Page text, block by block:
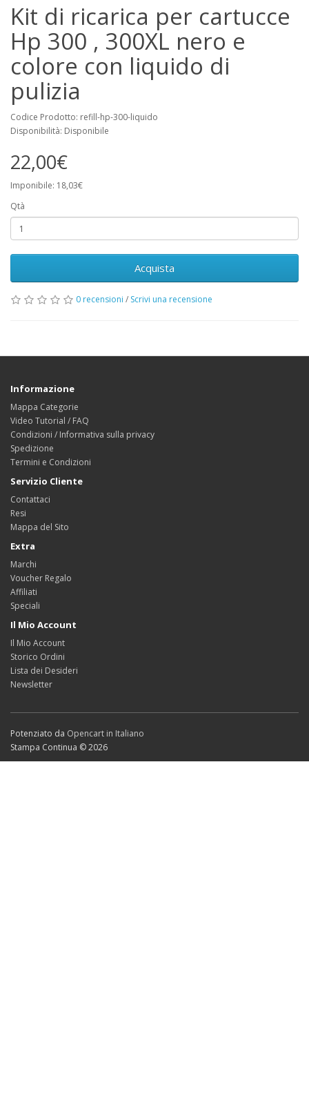
Kit di ricarica per cartucce
Hp 300 , 300XL nero e
colore con liquido di
pulizia
Codice Prodotto: refill-hp-300-liquido
Disponibilità: Disponibile
22,00€
Imponibile: 18,03€
Qtà
Acquista
0 recensioni / Scrivi una recensione
Informazione
Mappa Categorie
Video Tutorial / FAQ
Condizioni / Informativa sulla privacy
Spedizione
Termini e Condizioni
Servizio Cliente
Contattaci
Resi
Mappa del Sito
Extra
Marchi
Voucher Regalo
Affiliati
Speciali
Il Mio Account
Il Mio Account
Storico Ordini
Lista dei Desideri
Newsletter
Potenziato da Opencart in Italiano
Stampa Continua © 2026